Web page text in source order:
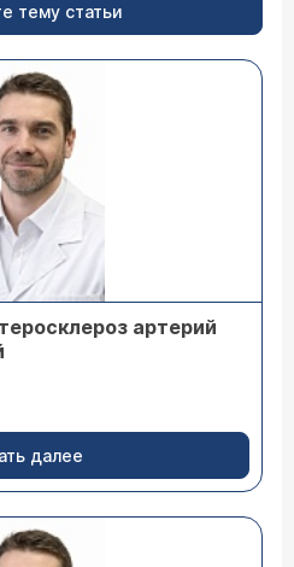
тему статьи
артерий
далее